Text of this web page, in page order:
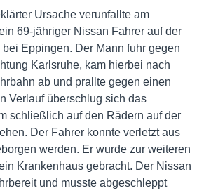
Ursache verunfallte am
69-jähriger Nissan Fahrer auf der
Eppingen. Der Mann fuhr gegen
Karlsruhe, kam hierbei nach
ab und prallte gegen einen
Verlauf überschlug sich das
schließlich auf den Rädern auf der
Der Fahrer konnte verletzt aus
werden. Er wurde zur weiteren
Krankenhaus gebracht. Der Nissan
und musste abgeschleppt